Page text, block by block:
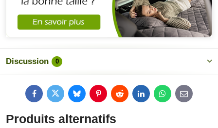
Discussion 0
FacebookTwitterBlueskyPinterestRedditLinkedInWhatsApp
E-
mail
Produits alternatifs